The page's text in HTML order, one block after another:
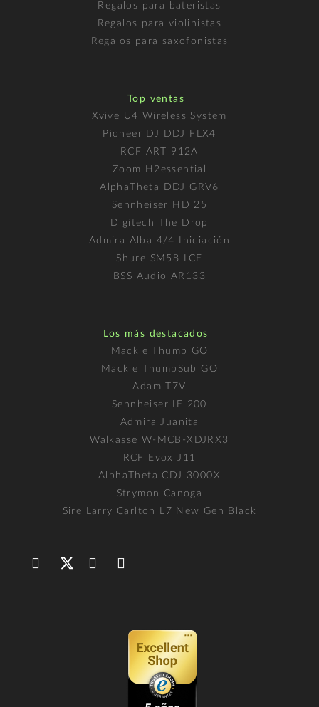
Regalos para bateristas
Regalos para violinistas
Regalos para saxofonistas
Top ventas
Xvive U4 Wireless System
Pioneer DJ DDJ FLX4
RCF ART 912A
Zoom H2essential
AlphaTheta DDJ GRV6
Sennheiser HD 25
Digitech The Drop
Admira Alba 4/4 Iniciación
Shure SM58 LCE
BSS Audio AR133
Los más destacados
Mackie Thump GO
Mackie ThumpSub GO
Adam T7V
Sennheiser IE 200
Admira Juanita
Walkasse W-MCB-XDJRX3
RCF Evox J11
AlphaTheta CDJ 3000X
Strymon Canoga
Sire Larry Carlton L7 New Gen Black